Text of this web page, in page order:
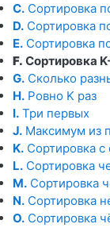
C. Сортировка
D. Сортировка
E. Сортировка
F. Сортировка
G. Сколько
H. Ровно K раз
I. Три первых
J. Максимум из
K. Сортировка
L. Сортировка
M. Сортировка
N. Сортировка
O. Сортировка